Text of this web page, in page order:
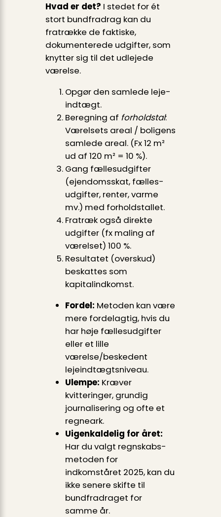
Hvad er det? I stedet for ét
stort bundfradrag kan du
fratrække de faktiske,
dokumenterede udgifter, som
knytter sig til det udlejede
værelse.
Opgør den samlede leje­
indtægt.
Beregning af forholdstal:
Værelsets areal / boligens
samlede areal. (Fx 12 m²
ud af 120 m² = 10 %).
Gang fællesudgifter
(ejendomsskat, fælles­
udgifter, renter, varme
mv.) med forholdstallet.
Fratræk også direkte
udgifter (fx maling af
værelset) 100 %.
Resultatet (overskud)
beskattes som
kapitalindkomst.
Fordel: Metoden kan være
mere fordelagtig, hvis du
har høje fællesudgifter
eller et lille
værelse/beskedent
lejeindtægts­niveau.
Ulempe: Kræver
kvitteringer, grundig
journalisering og ofte et
regneark.
Uigenkaldelig for året:
Har du valgt regnskabs­
metoden for
indkomståret 2025, kan du
ikke senere skifte til
bundfradraget for
samme år.